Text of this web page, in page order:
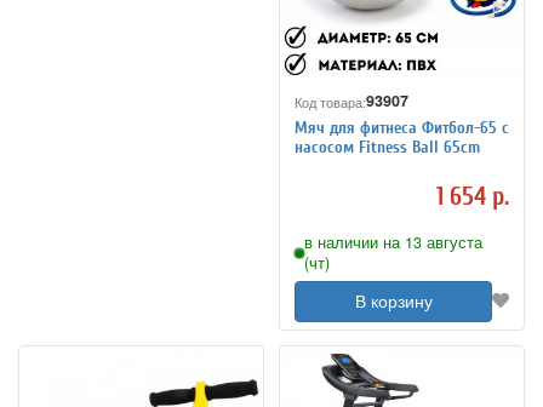
Код товара:93907
Мяч для фитнеса Фитбол-65 с
насосом Fitness Ball 65сm
1 654 р.
в наличии на 13 августа
(чт)
В корзину